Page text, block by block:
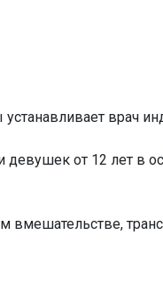
врач
от 12 лет в